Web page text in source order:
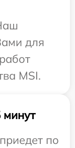
для
MSI.
по